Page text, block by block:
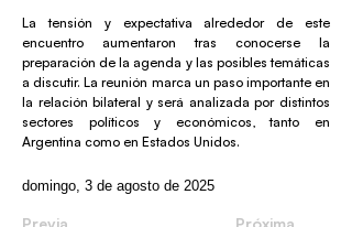
La tensión y expectativa alrededor de este
encuentro aumentaron tras conocerse la
preparación de la agenda y las posibles temáticas
a discutir. La reunión marca un paso importante en
la relación bilateral y será analizada por distintos
sectores políticos y económicos, tanto en
Argentina como en Estados Unidos.
domingo, 3 de agosto de 2025
Previa Próxima